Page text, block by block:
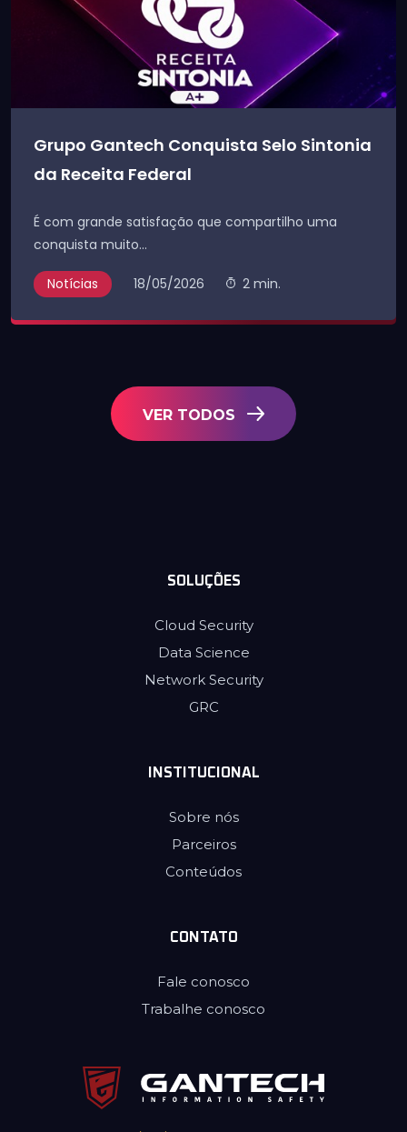
Grupo Gantech Conquista Selo Sintonia
da Receita Federal
É com grande satisfação que compartilho uma
conquista muito...
Notícias 18/05/2026 2 min.
VER TODOS
SOLUÇÕES
Cloud Security
Data Science
Network Security
GRC
INSTITUCIONAL
Sobre nós
Parceiros
Conteúdos
CONTATO
Fale conosco
Trabalhe conosco